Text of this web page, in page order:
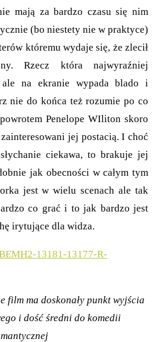
mają za bardzo czasu się nim
(bo niestety nie w praktyce)
któremu wydaje się, że zlecił
Rzecz która najwyraźniej
ale na ekranie wypada blado i
nie do końca też rozumie po co
Penelope WIliton skoro
jej postacią. I choć
ciekawa, to brakuje jej
jak obecności w całym tym
jest w wielu scenach ale tak
co grać i to jak bardzo jest
irytujące dla widza.
film ma doskonały punkt wyjścia
i dość średni do komedii